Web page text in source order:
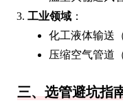
工业领域 ：
化工液体输送
压缩空气管道
三、选管避坑指